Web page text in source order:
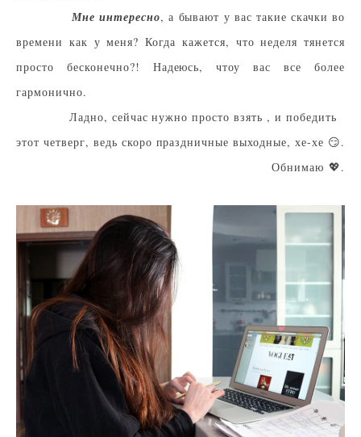
Мне интересно, а бывают у вас такие скачки во
времени как у меня? Когда кажется, что неделя тянется
просто бесконечно?! Надеюсь, чтоу вас все более
гармонично.
Ладно, сейчас нужно просто взять , и победить
этот четверг, ведь скоро праздничные выходные, хе-хе 😏.
Обнимаю 💖.